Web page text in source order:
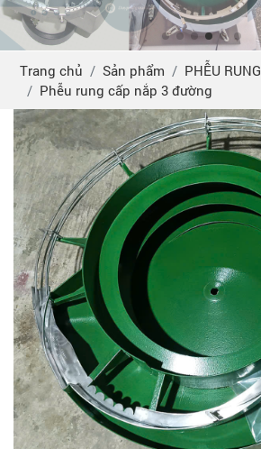
Trang chủ Sản phẩm
PHỄU RUNG
Phễu rung cấp nắp 3 đường